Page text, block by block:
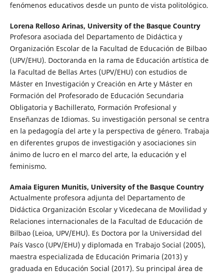
fenómenos educativos desde un punto de vista politológico.
Lorena Relloso Arinas, University of the Basque Country
Profesora asociada del Departamento de Didáctica y
Organización Escolar de la Facultad de Educación de Bilbao
(UPV/EHU). Doctoranda en la rama de Educación artística de
la Facultad de Bellas Artes (UPV/EHU) con estudios de
Máster en Investigación y Creación en Arte y Máster en
Formación del Profesorado de Educación Secundaria
Obligatoria y Bachillerato, Formación Profesional y
Enseñanzas de Idiomas. Su investigación personal se centra
en la pedagogía del arte y la perspectiva de género. Trabaja
en diferentes grupos de investigación y asociaciones sin
ánimo de lucro en el marco del arte, la educación y el
feminismo.
Amaia Eiguren Munitis, University of the Basque Country
Actualmente profesora adjunta del Departamento de
Didáctica Organización Escolar y Vicedecana de Movilidad y
Relaciones internacionales de la Facultad de Educación de
Bilbao (Leioa, UPV/EHU). Es Doctora por la Universidad del
País Vasco (UPV/EHU) y diplomada en Trabajo Social (2005),
maestra especializada de Educación Primaria (2013) y
graduada en Educación Social (2017). Su principal área de